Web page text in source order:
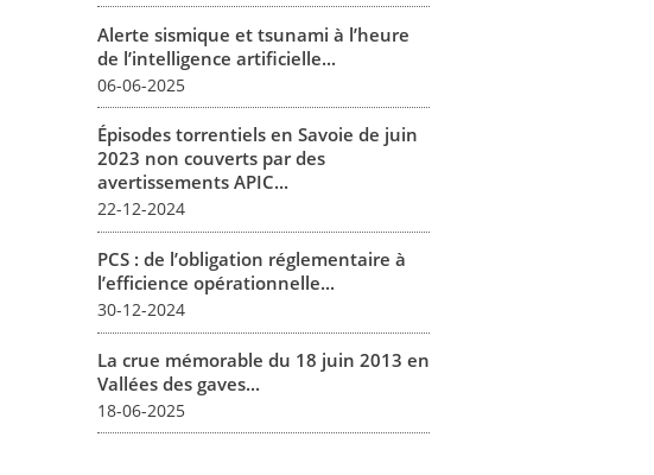
Alerte sismique et tsunami à l’heure
de l’intelligence artificielle...
06-06-2025
Épisodes torrentiels en Savoie de juin
2023 non couverts par des
avertissements APIC...
22-12-2024
PCS : de l’obligation réglementaire à
l’efficience opérationnelle...
30-12-2024
La crue mémorable du 18 juin 2013 en
Vallées des gaves...
18-06-2025